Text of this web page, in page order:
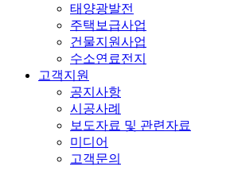
태양광발전
주택보급사업
건물지원사업
수소연료전지
고객지원
공지사항
시공사례
보도자료 및 관련자료
미디어
고객문의